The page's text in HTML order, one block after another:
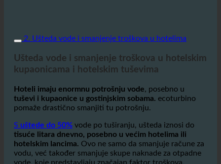
2. Ušteda vode i smanjenje troškova u hotelima
kupaonicama i hotelskim tuševima
Hoteli imaju enormnu potrošnju vode
tuševi i kupaonice u gostinjskim sobama.ecoturbino
pomaže drastično smanjiti tu potrošnju.
uštede do 50%
vode po tuširanju, ušteda iznosi do
tisuće litara dnevno, posebno u većim hotelima ili